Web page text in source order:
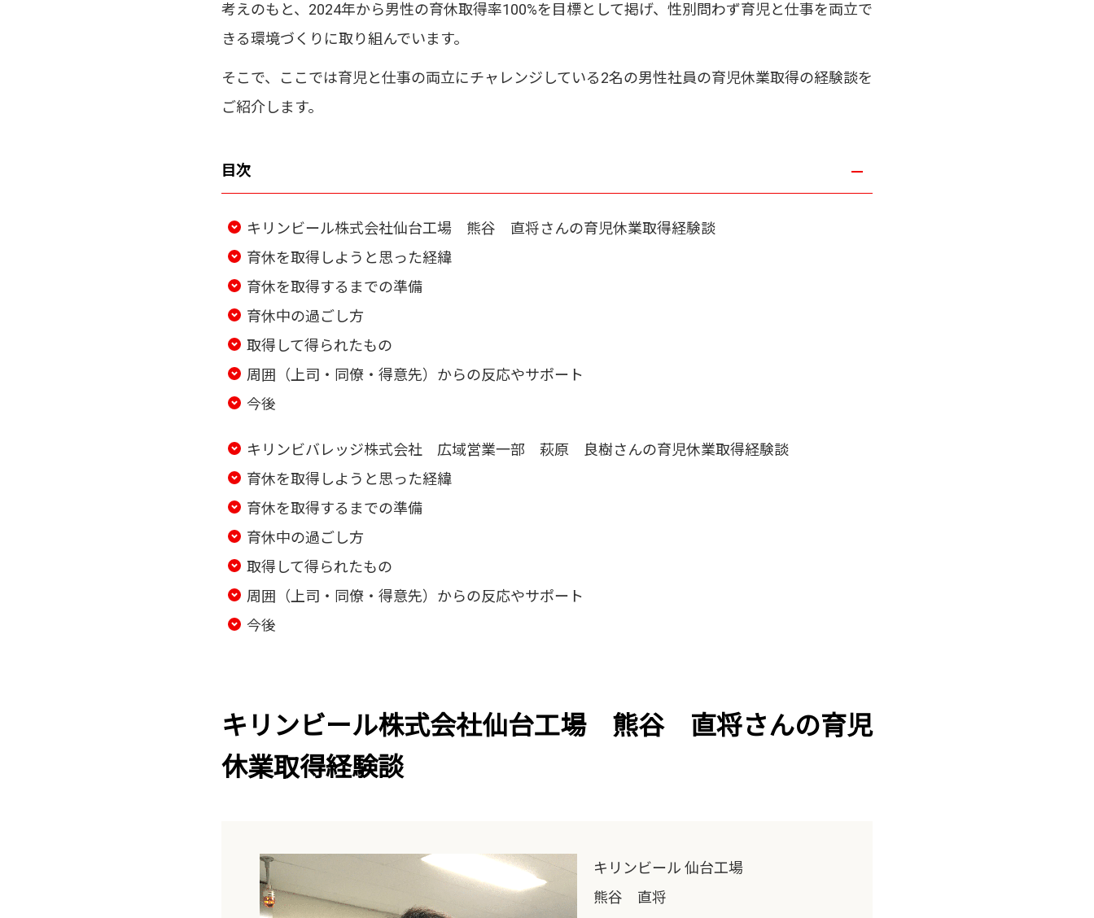
考えのもと、2024年から男性の育休取得率100%を目標として掲げ、性別問わず育児と仕事を両立で
きる環境づくりに取り組んでいます。
そこで、ここでは育児と仕事の両立にチャレンジしている2名の男性社員の育児休業取得の経験談を
ご紹介します。
目次
キリンビール株式会社仙台工場 熊谷 直将さんの育児休業取得経験談
育休を取得しようと思った経緯
育休を取得するまでの準備
育休中の過ごし方
取得して得られたもの
周囲（上司・同僚・得意先）からの反応やサポート
今後
キリンビバレッジ株式会社 広域営業一部 萩原 良樹さんの育児休業取得経験談
育休を取得しようと思った経緯
育休を取得するまでの準備
育休中の過ごし方
取得して得られたもの
周囲（上司・同僚・得意先）からの反応やサポート
今後
キリンビール株式会社仙台工場 熊谷 直将さんの育児
休業取得経験談
キリンビール 仙台工場
熊谷 直将